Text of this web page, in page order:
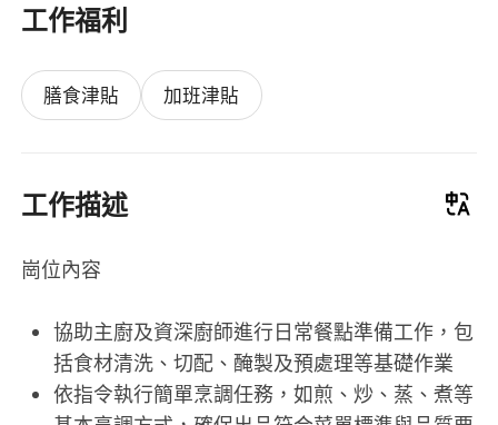
工作福利
膳食津貼 加班津貼
工作描述
崗位內容
協助主廚及資深廚師進行日常餐點準備工作，包
括食材清洗、切配、醃製及預處理等基礎作業
依指令執行簡單烹調任務，如煎、炒、蒸、煮等